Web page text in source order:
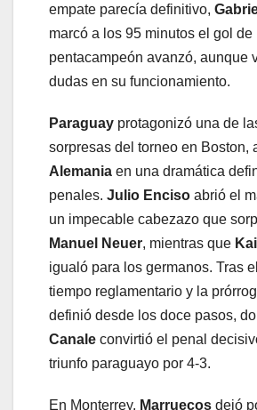
empate parecía definitivo,
marcó a los 95 minutos el gol de
pentacampeón avanzó, aunque
dudas en su funcionamiento.
Paraguay protagonizó una de
sorpresas del torneo en Boston,
Alemania en una dramática
penales. Julio Enciso abrió el
un impecable cabezazo que
Manuel Neuer, mientras que
igualó para los germanos. Tras
tiempo reglamentario y la
definió desde los doce pasos,
Canale convirtió el penal
triunfo paraguayo por 4-3.
En Monterrey, Marruecos dejó